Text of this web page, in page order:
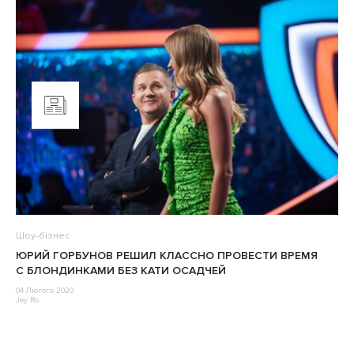
Шоу-бізнес
ЮРИЙ ГОРБУНОВ РЕШИЛ КЛАССНО ПРОВЕСТИ ВРЕМЯ
С БЛОНДИНКАМИ БЕЗ КАТИ ОСАДЧЕЙ
04 Лютого 2020
Jey Ro